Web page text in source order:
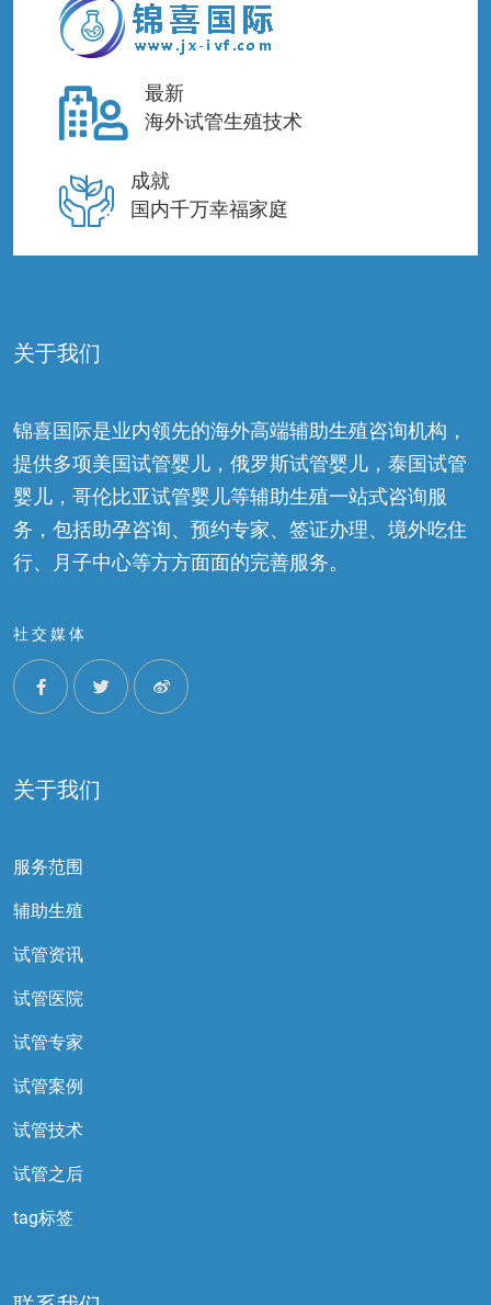
最新
海外试管生殖技术
成就
国内千万幸福家庭
关于我们
锦喜国际是业内领先的海外高端辅助生殖咨询机构，
提供多项美国试管婴儿，俄罗斯试管婴儿，泰国试管
婴儿，哥伦比亚试管婴儿等辅助生殖一站式咨询服
务，包括助孕咨询、预约专家、签证办理、境外吃住
行、月子中心等方方面面的完善服务。
社交媒体
关于我们
服务范围
辅助生殖
试管资讯
试管医院
试管专家
试管案例
试管技术
试管之后
tag标签